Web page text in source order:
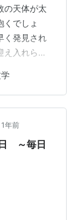
の天体が太
くでしょ
く発見され
入れられ
いったの
の背景と
学者たちは
チウス＝
の距離と惑
する…
1年前
～毎日